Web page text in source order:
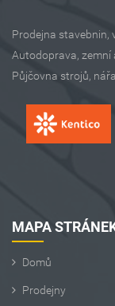
Prodejna stavebnin,
Autodoprava, zemní
Půjčovna strojů,
MAPA
Domů
Prodejny